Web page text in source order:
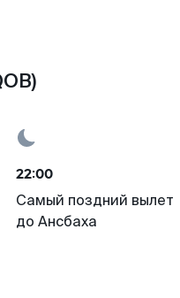
22:00
Самый поздний вылет
до Ансбаха